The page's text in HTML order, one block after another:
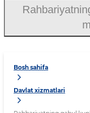
Bosh sahifa
Davlat xizmatlari